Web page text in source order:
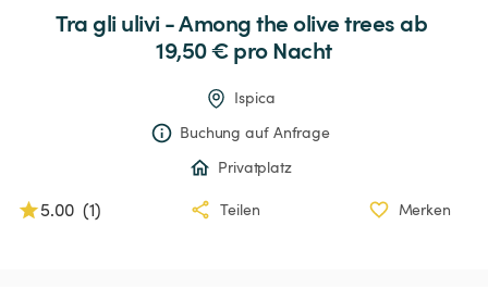
Tragliulivi-Amongtheolivetrees ab
19,50 € pro Nacht
Ispica
Buchung auf Anfrage
Privatplatz
5.00 (1) Teilen Merken